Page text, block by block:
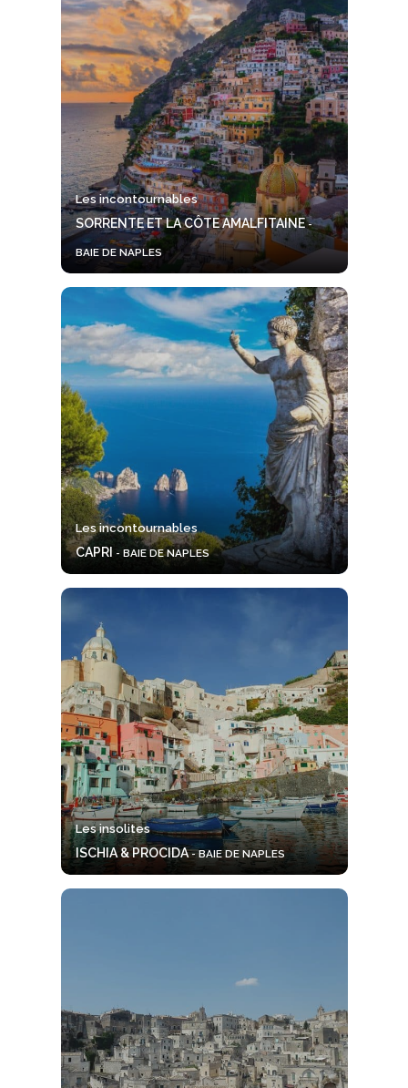
Les incontournables
SORRENTE ET LA CÔTE AMALFITAINE-
BAIE DE NAPLES
Les incontournables
CAPRI - BAIE DE NAPLES
Les insolites
ISCHIA & PROCIDA- BAIE DE NAPLES